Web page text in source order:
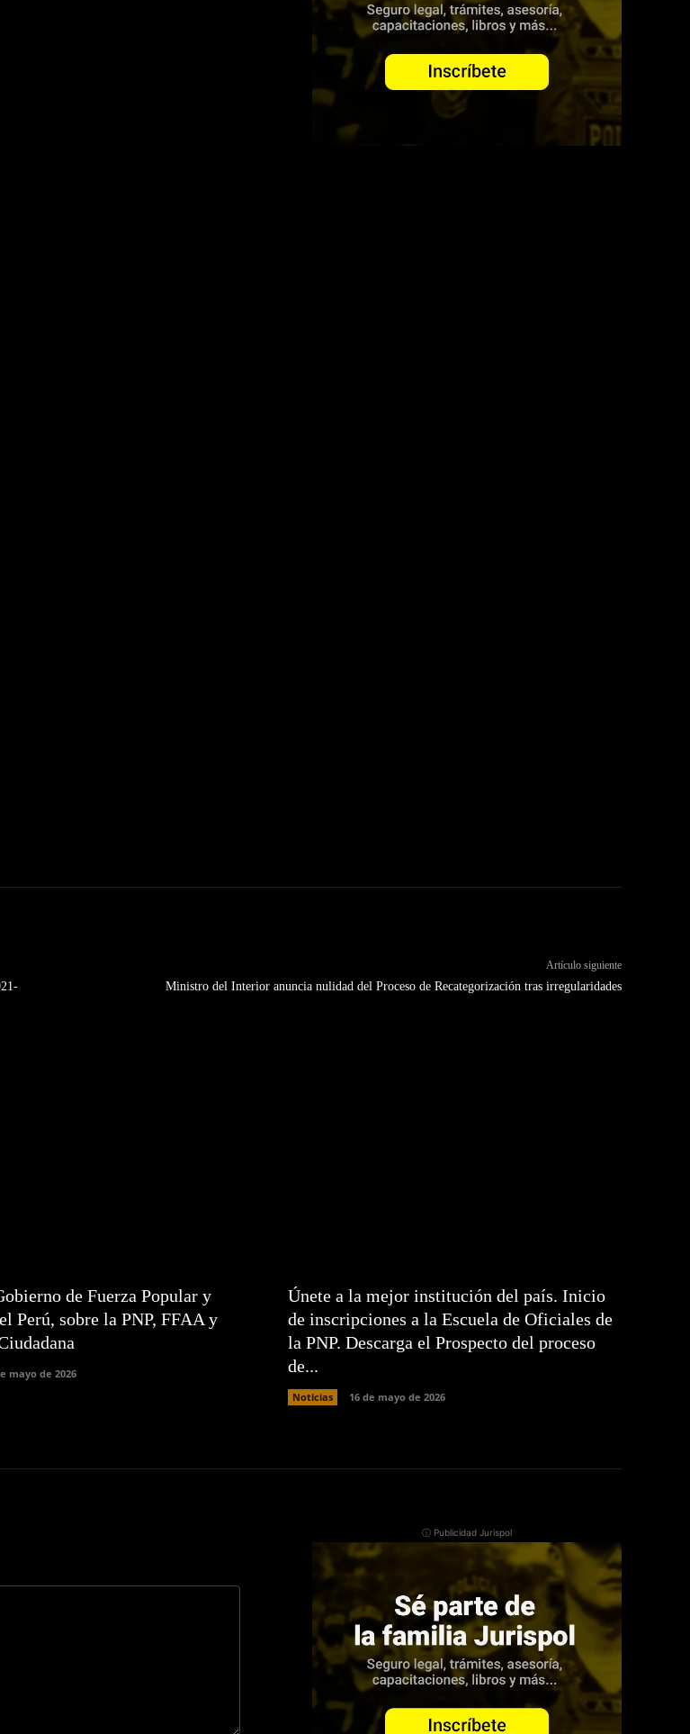
Artículo siguiente
Ministro del Interior anuncia nulidad del Proceso de Recategorización tras irregularidades
de Fuerza Popular y
Perú, sobre la PNP, FFAA y
mayo de 2026
Únete a la mejor institución del país. Inicio
de inscripciones a la Escuela de Oficiales de
la PNP. Descarga el Prospecto del proceso
de...
Noticias 16 de mayo de 2026
ⓘ Publicidad Jurispol